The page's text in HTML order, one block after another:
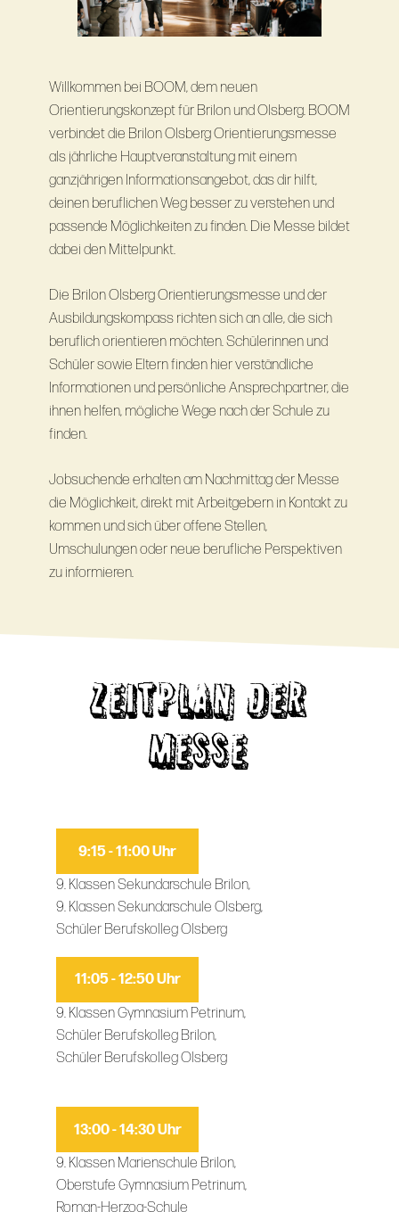
Willkommen bei BOOM, dem neuen
Orientierungskonzept für Brilon und Olsberg. BOOM
verbindet die Brilon Olsberg Orientierungsmesse
als jährliche Hauptveranstaltung mit einem
ganzjährigen Informationsangebot, das dir hilft,
deinen beruflichen Weg besser zu verstehen und
passende Möglichkeiten zu ﬁnden. Die Messe bildet
dabei den Mittelpunkt.
Die Brilon Olsberg Orientierungsmesse und der
Ausbildungskompass richten sich an alle, die sich
beruflich orientieren möchten. Schülerinnen und
Schüler sowie Eltern finden hier verständliche
Informationen und persönliche Ansprechpartner, die
ihnen helfen, mögliche Wege nach der Schule zu
finden.
Jobsuchende erhalten am Nachmittag der Messe
die Möglichkeit, direkt mit Arbeitgebern in Kontakt zu
kommen und sich über offene Stellen,
Umschulungen oder neue berufliche Perspektiven
zu informieren.
ZEITPLAN DER
MESSE
9:15 - 11:00 Uhr
9. Klassen Sekundarschule Brilon,
9. Klassen Sekundarschule Olsberg,
Schüler Berufskolleg Olsberg
11:05 - 12:50 Uhr
9. Klassen Gymnasium Petrinum,
Schüler Berufskolleg Brilon,
Schüler Berufskolleg Olsberg
13:00 - 14:30 Uhr
9. Klassen Marienschule Brilon,
Oberstufe Gymnasium Petrinum,
Roman-Herzog-Schule